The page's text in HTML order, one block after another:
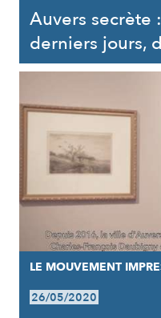
Auvers secrète
derniers jours,
LE MOUVEMENT
26/05/2020